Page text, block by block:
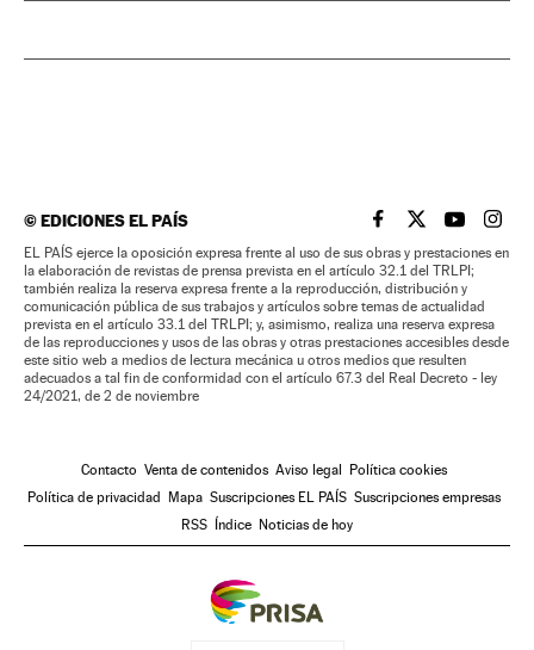
©EDICIONES EL PAÍS EL PAÍS BRASIL EN
EL PAÍSEL PAÍS
EL
EL PAÍS ejerce la oposición expresa frente al uso de sus obras y prestaciones en
la elaboración de revistas de prensa prevista en el artículo 32.1 del TRLPI;
también realiza la reserva expresa frente a la reproducción, distribución y
comunicación pública de sus trabajos y artículos sobre temas de actualidad
prevista en el artículo 33.1 del TRLPI; y, asimismo, realiza una reserva expresa
de las reproducciones y usos de las obras y otras prestaciones accesibles desde
este sitio web a medios de lectura mecánica u otros medios que resulten
adecuados a tal fin de conformidad con el artículo 67.3 del Real Decreto - ley
24/2021, de 2 de noviembre
Contacto Venta de contenidos Aviso legal Política cookies
Política de privacidad Mapa Suscripciones EL PAÍS Suscripciones empresas
RSS Índice Noticias de hoy